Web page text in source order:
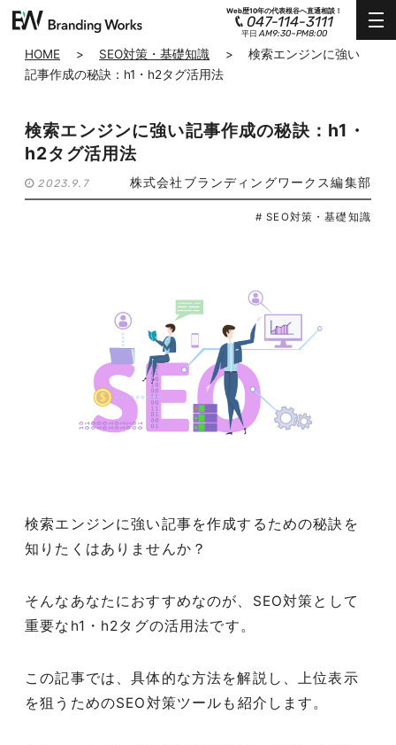
Web歴10年の代表根谷へ直通相談！
047-114-3111
平日AM9:30~PM8:00
HOME > SEO対策・基礎知識 >
検索エンジンに強い
記事作成の秘訣：h1・h2タグ活用法
検索エンジンに強い記事作成の秘訣：h1・
h2タグ活用法
2023.9.7 株式会社ブランディングワークス編集部
# SEO対策・基礎知識
検索エンジンに強い記事を作成するための秘訣を
知りたくはありませんか？
そんなあなたにおすすめなのが、SEO対策として
重要なh1・h2タグの活用法です。
この記事では、具体的な方法を解説し、上位表示
を狙うためのSEO対策ツールも紹介します。